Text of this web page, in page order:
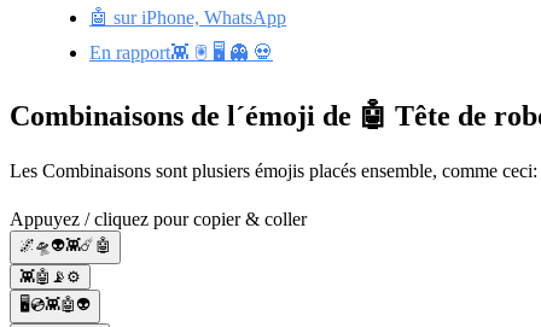
🤖 sur iPhone, WhatsApp
En rapport👾 🖲️ 🖥️ 👻 💀
Combinaisons de l´émoji de 🤖 Tête de
Les Combinaisons sont plusiers émojis placés ensemble, comme
Appuyez / cliquez pour copier & coller
🌌🛸👽👾☄️🤖
👾🤖📡⚙️
🖥💿👾🤖👽